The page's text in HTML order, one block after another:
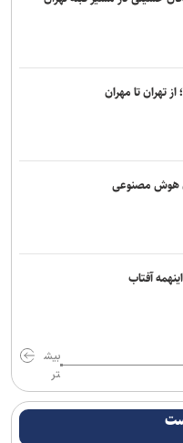
بارش است نه تضمین پایان
پی تی نامحدود شد
هوشمند گوگل مپ اضافه شد
مانند انسان فکر کند
به اینترنت مکالمات را ترجمه
تهران تا مهران
هوش مصنوعی
آفتاب
بیش
تر